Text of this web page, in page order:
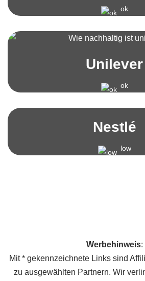
ok
Unilever
ok
Nestlé
low
Werbehinweis:
Mit * gekennzeichnete Links sind
zu ausgewählten Partnern. Wir